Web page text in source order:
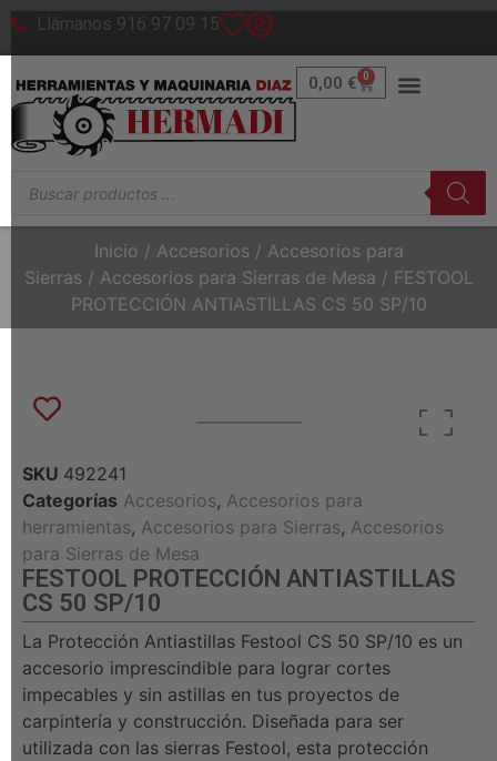
Llámanos 916 97 09 15
0,00 € 0
Inicio / Accesorios / Accesorios para
Sierras / Accesorios para Sierras de Mesa / FESTOOL
PROTECCIÓN ANTIASTILLAS CS 50 SP/10
SKU 492241
Categorías Accesorios, Accesorios para
herramientas, Accesorios para Sierras, Accesorios
para Sierras de Mesa
FESTOOL PROTECCIÓN ANTIASTILLAS
CS 50 SP/10
La Protección Antiastillas Festool CS 50 SP/10 es un
accesorio imprescindible para lograr cortes
impecables y sin astillas en tus proyectos de
carpintería y construcción. Diseñada para ser
utilizada con las sierras Festool, esta protección